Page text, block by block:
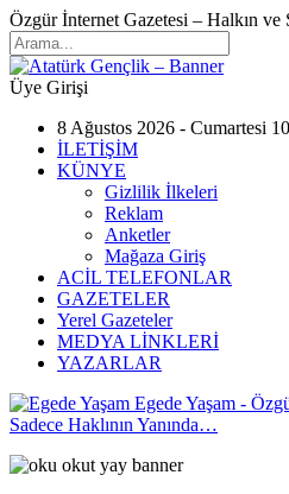
Özgür İnternet Gazetesi – Halkın ve
Üye Girişi
8 Ağustos 2026 - Cumartesi
İLETİŞİM
KÜNYE
Gizlilik İlkeleri
Reklam
Anketler
Mağaza Giriş
ACİL TELEFONLAR
GAZETELER
Yerel Gazeteler
MEDYA LİNKLERİ
YAZARLAR
Egede Yaşam -
Sadece Haklının Yanında…